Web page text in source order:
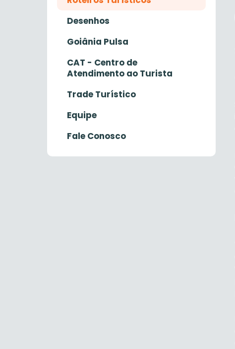
Desenhos
Goiânia Pulsa
CAT - Centro de
Atendimento ao Turista
Trade Turístico
Equipe
Fale Conosco